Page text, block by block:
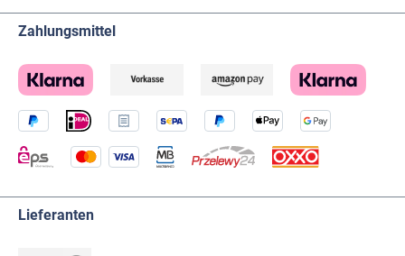
Zahlungsmittel
Lieferanten